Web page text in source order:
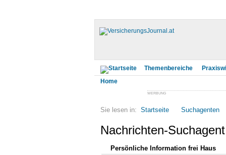
Startseite Themenbereiche
WERBUNG
Sie lesen in: Startseite Suchagenten
Nachrichten-Suchagent
Persönliche Information frei Haus